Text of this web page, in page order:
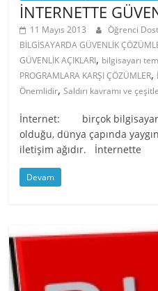
İNTERNETTE
11 Mayıs 2013 Öğrenci
BİLGİSAYARDA GÜVENLİK
GÜVENLİK AÇIKLARI, bilgisayarı
PROGRAMLARA KARŞI ÇÖZÜMLER,
Önemlidir,Saldırı kavramı ve
İnternet: birçok bilgisayar
olduğu, dünya çapında
iletişim ağıdır. İnternette
Devam